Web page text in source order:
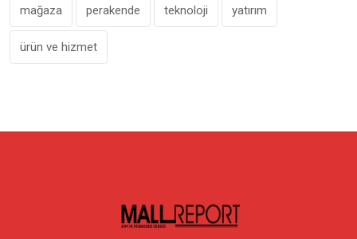
mağaza perakende teknoloji yatırım
ürün ve hizmet